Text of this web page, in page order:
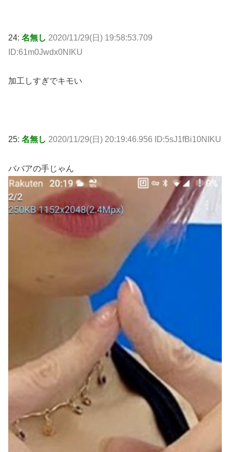
24: 名無し 2020/11/29(日) 19:58:53.709
ID:61m0Jwdx0NIKU
加工しすぎでキモい
25: 名無し 2020/11/29(日) 20:19:46.956 ID:5sJ1fBi10NIKU
ババアの手じゃん